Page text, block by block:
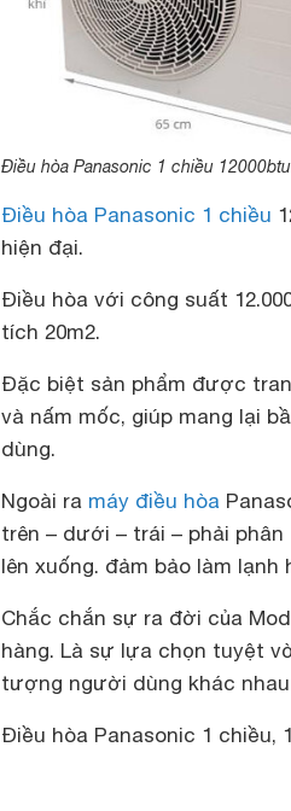
Điều hòa Panasonic 1 chiều
Điều hòa Panasonic 1 chiều
hiện đại.
Điều hòa với công suất
tích 20m2.
Đặc biệt sản phẩm được
và nấm mốc, giúp mang lại
dùng.
Ngoài ra máy điều hòa
trên – dưới – trái – phải
lên xuống. đảm bảo làm
Chắc chắn sự ra đời của
hàng. Là sự lựa chọn tuyệt
tượng người dùng khác
Điều hòa Panasonic 1 chiều,